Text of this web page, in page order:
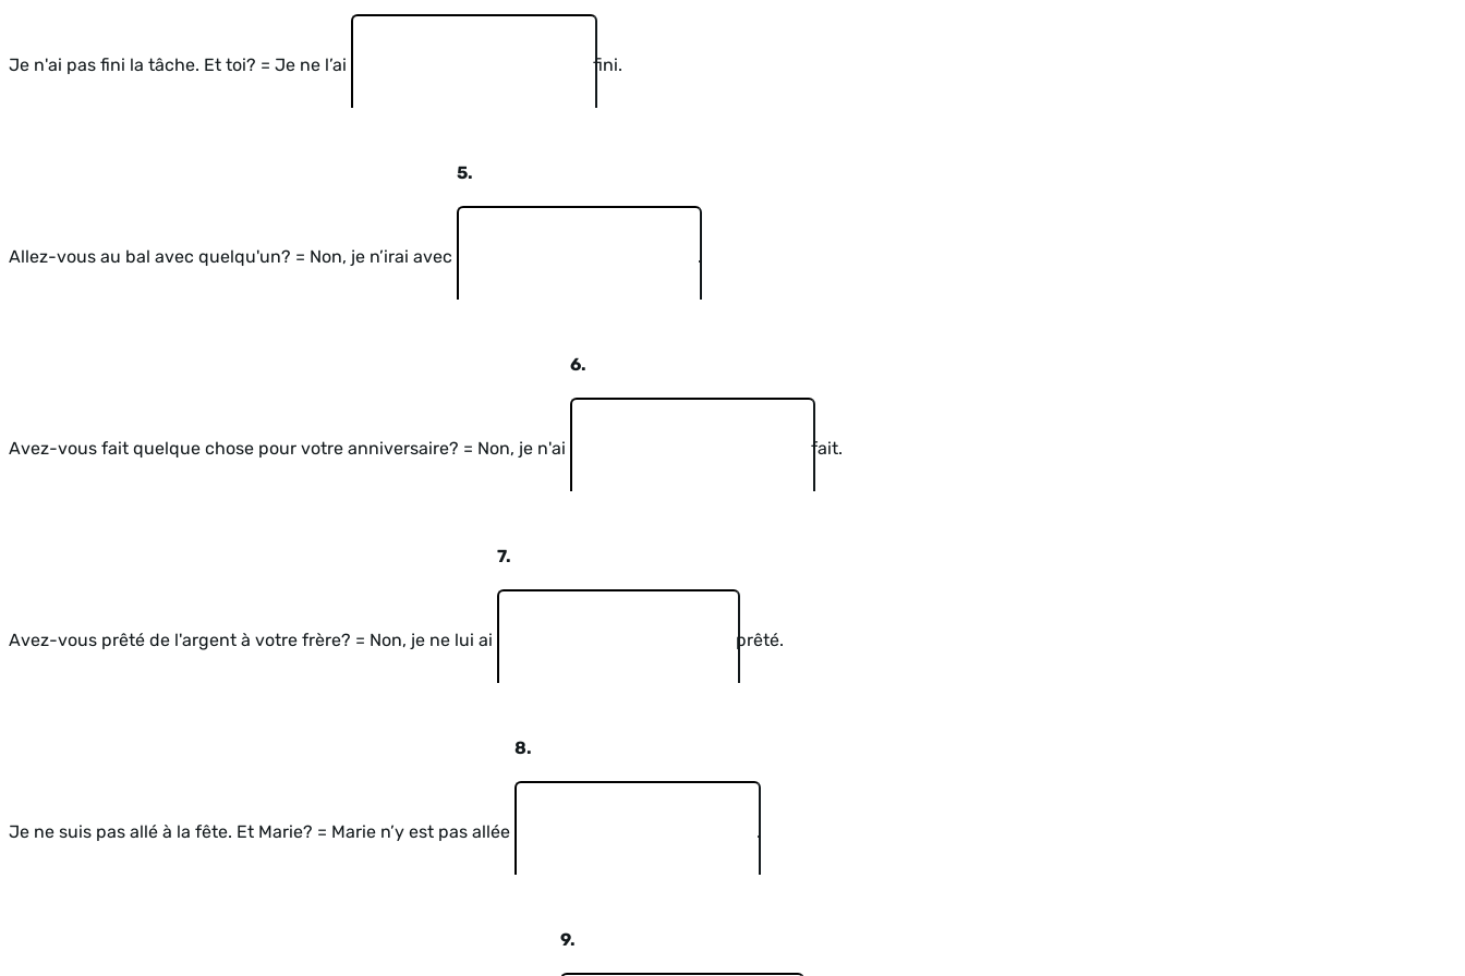
Je n'ai pas fini la tâche. Et toi? = Je ne l’ai fini.
Allez-vous au bal avec quelqu'un? = Non, je n’irai avec
5.
.
Avez-vous fait quelque chose pour votre anniversaire? = Non, je n'ai
6.
fait.
Avez-vous prêté de l'argent à votre frère? = Non, je ne lui ai
7.
prêté.
Je ne suis pas allé à la fête. Et Marie? = Marie n’y est pas allée
8.
.
9.